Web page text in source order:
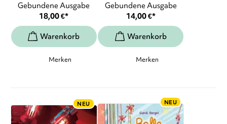
Gebundene Ausgabe
18,00€*
Merken
Gebundene Ausgabe
14,00€*
Merken
NEU NEU